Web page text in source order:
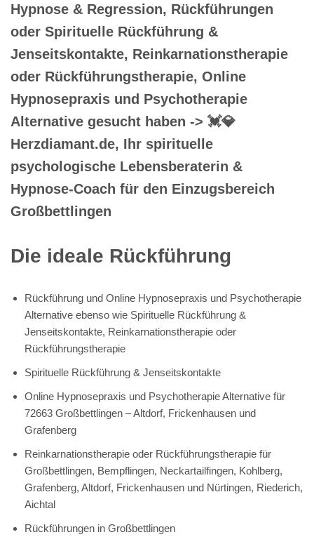
Hypnose & Regression, Rückführungen
oder Spirituelle Rückführung &
Jenseitskontakte, Reinkarnationstherapie
oder Rückführungstherapie, Online
Hypnosepraxis und Psychotherapie
Alternative gesucht haben -> 💓️💎
Herzdiamant.de, Ihr spirituelle
psychologische Lebensberaterin &
Hypnose-Coach für den Einzugsbereich
Großbettlingen
Die ideale Rückführung
Rückführung und Online Hypnosepraxis und Psychotherapie
Alternative ebenso wie Spirituelle Rückführung &
Jenseitskontakte, Reinkarnationstherapie oder
Rückführungstherapie
Spirituelle Rückführung & Jenseitskontakte
Online Hypnosepraxis und Psychotherapie Alternative für
72663 Großbettlingen – Altdorf, Frickenhausen und
Grafenberg
Reinkarnationstherapie oder Rückführungstherapie für
Großbettlingen, Bempflingen, Neckartailfingen, Kohlberg,
Grafenberg, Altdorf, Frickenhausen und Nürtingen, Riederich,
Aichtal
Rückführungen in Großbettlingen